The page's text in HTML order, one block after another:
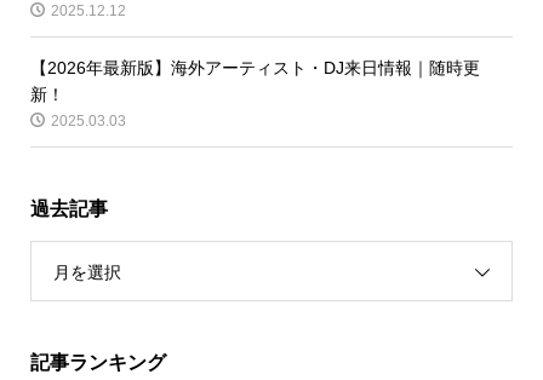
2025.12.12
【2026年最新版】海外アーティスト・DJ来日情報｜随時更
新！
2025.03.03
過去記事
月を選択
記事ランキング